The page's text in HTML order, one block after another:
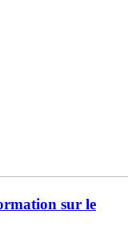
sur le